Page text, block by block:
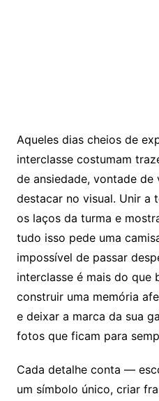
Aqueles dias cheios de
interclasse costumam
de ansiedade, vontade de
destacar no visual. Unir
os laços da turma e
tudo isso pede uma
impossível de passar
interclasse é mais do que
construir uma memória
e deixar a marca da sua
fotos que ficam para
Cada detalhe conta —
um símbolo único, criar